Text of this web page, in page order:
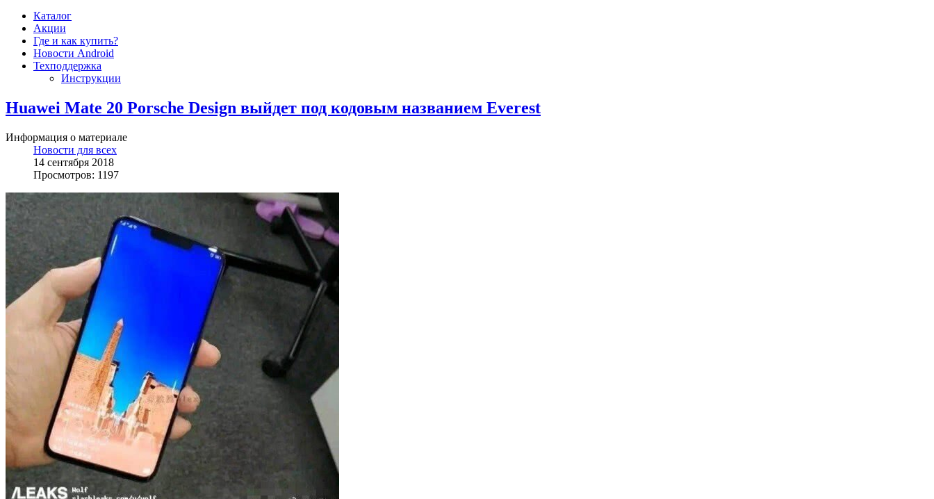
Каталог
Акции
Где и как купить?
Новости Android
Техподдержка
Инструкции
Huawei Mate 20 Porsche Design выйдет под кодовым названием Everest
Информация о материале
Новости для всех
14 сентября 2018
Просмотров: 1197